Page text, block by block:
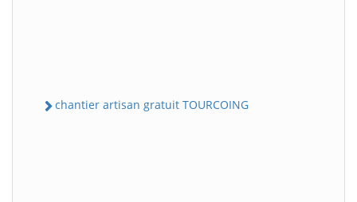
chantier artisan gratuit TOURCOING